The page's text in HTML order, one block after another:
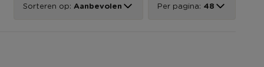
Sorteren op: Aanbevolen Per pagina: 48